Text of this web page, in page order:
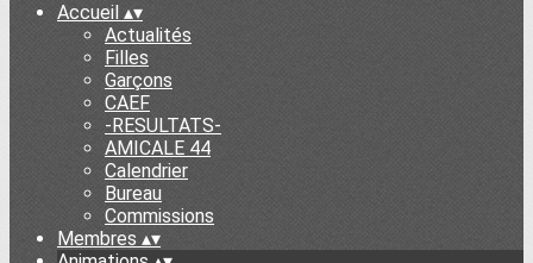
Accueil ▴▾
Actualités
Filles
Garçons
CAEF
-RESULTATS-
AMICALE 44
Calendrier
Bureau
Commissions
Membres ▴▾